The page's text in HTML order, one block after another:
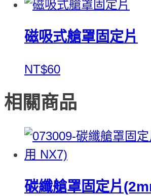
磁吸式艙罩固定片
NT$60
相關商品
碳纖艙罩固定片